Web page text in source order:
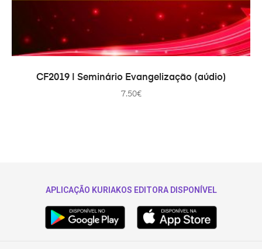
IN DEN WARENKORB
CF2019 | Seminário Evangelização (aúdio)
7.50€
APLICAÇÃO KURIAKOS EDITORA DISPONÍVEL